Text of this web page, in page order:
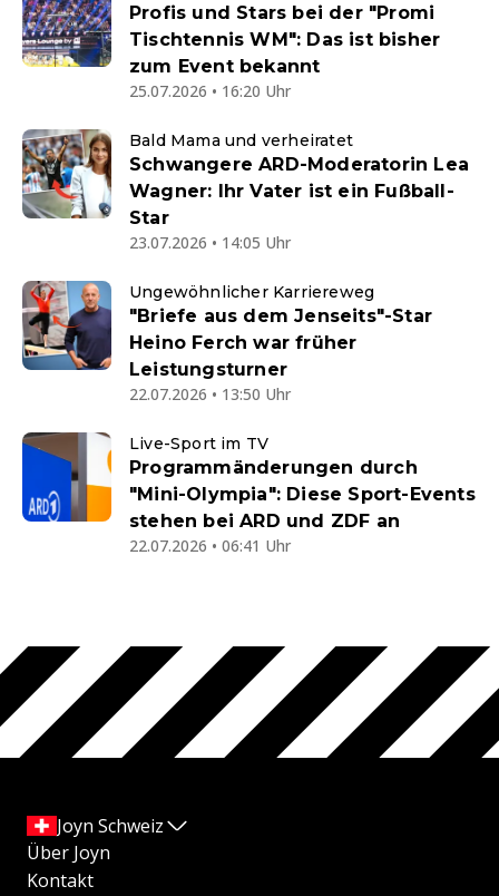
Profis und Stars bei der "Promi
Tischtennis WM": Das ist bisher
zum Event bekannt
25.07.2026 • 16:20 Uhr
Bald Mama und verheiratet
Schwangere ARD-Moderatorin Lea
Wagner: Ihr Vater ist ein Fußball-
Star
23.07.2026 • 14:05 Uhr
Ungewöhnlicher Karriereweg
"Briefe aus dem Jenseits"-Star
Heino Ferch war früher
Leistungsturner
22.07.2026 • 13:50 Uhr
Live-Sport im TV
Programmänderungen durch
"Mini-Olympia": Diese Sport-Events
stehen bei ARD und ZDF an
22.07.2026 • 06:41 Uhr
Joyn Schweiz
Über Joyn
Kontakt